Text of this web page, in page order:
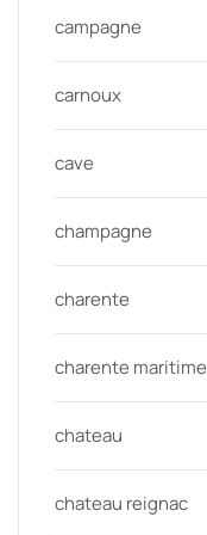
campagne
carnoux
cave
champagne
charente
charente maritime
chateau
chateau reignac